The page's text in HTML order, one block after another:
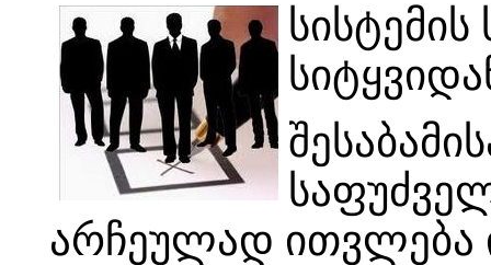
არჩეულად ითვლება